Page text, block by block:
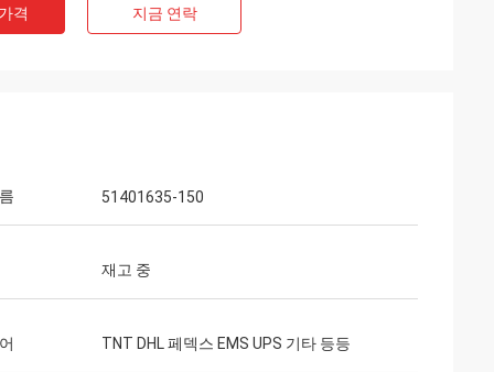
격 지금 연락
51401635-150
재고 중
TNT DHL 페덱스 EMS UPS 기타 등등